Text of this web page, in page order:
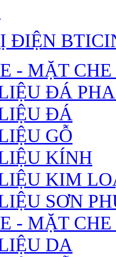
ĐIỆN
- MẶT
ĐÁ
ĐÁ
GỖ
KÍNH
KIM
SƠN
- MẶT
DA